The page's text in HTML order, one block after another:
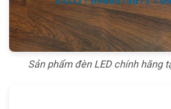
Sản phẩm đèn LED chính hãng